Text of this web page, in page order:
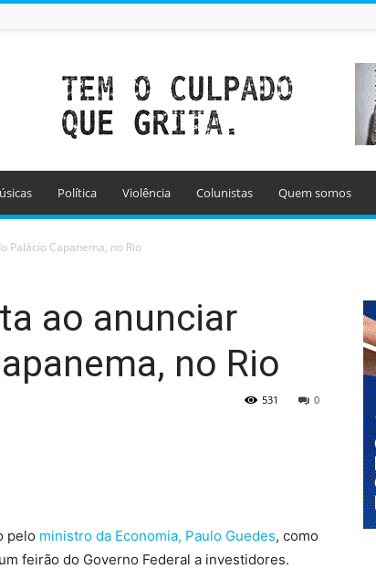
Política Violência Colunistas Quem somos
Palácio Capanema, no Rio
ao anunciar
no Rio
0
531
pelo ministro da Economia, Paulo Guedes, como
feirão do Governo Federal a investidores.